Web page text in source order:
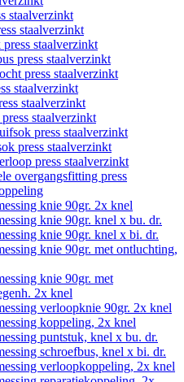
staalverzinkt
staalverzinkt
press staalverzinkt
press staalverzinkt
press staalverzinkt
staalverzinkt
staalverzinkt
staalverzinkt
press staalverzinkt
press staalverzinkt
press staalverzinkt
overgangsfitting press
knie 90gr. 2x knel
knie 90gr. knel x bu. dr.
knie 90gr. knel x bi. dr.
knie 90gr. met ontluchting,
knie 90gr. met
2x knel
verloopknie 90gr. 2x knel
koppeling, 2x knel
puntstuk, knel x bu. dr.
schroefbus, knel x bi. dr.
verloopkoppeling, 2x knel